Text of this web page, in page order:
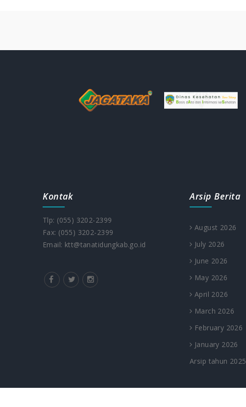
Kontak
Tlp: (055) 3202-2399
Fax: (055) 3202-2399
Email: ktt@tanatidungkab.go.id
Arsip Berita
August 2026
July 2026
June 2026
May 2026
April 2026
March 2026
February 2026
January 2026
Arsip tahun 2025